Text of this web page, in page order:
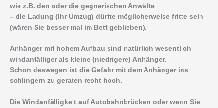
wie z.B. den oder die gegnerischen Anwälte
– die Ladung (Ihr Umzug) dürfte möglicherweise fritte sein
(wären Sie besser mal im Bett geblieben).
Anhänger mit hohem Aufbau sind natürlich wesentlich
windanfälliger als kleine (niedrigere) Anhänger.
Schon deswegen ist die Gefahr mit dem Anhänger ins
schlingern zu geraten recht hoch.
Die Windanfälligkeit auf Autobahnbrücken oder wenn Sie